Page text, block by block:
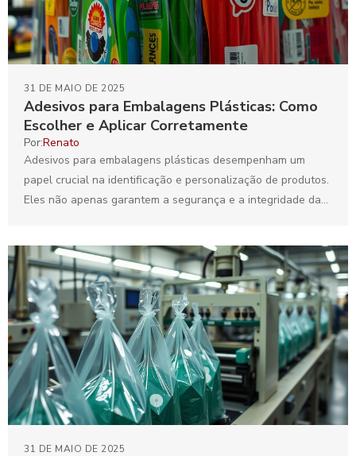
Adesivos para Embalagens Plásticas: Como
Escolher e Aplicar Corretamente
31 DE MAIO DE 2025
Por:Renato
Adesivos para embalagens plásticas desempenham um
papel crucial na identificação e personalização de produtos.
Eles não apenas garantem a segurança e a integridade das
31 DE MAIO DE 2025